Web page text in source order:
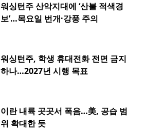
워싱턴주 산악지대에 ‘산불 적색경
보’…목요일 번개·강풍 주의
워싱턴주, 학생 휴대전화 전면 금지
하나…2027년 시행 목표
이란 내륙 곳곳서 폭음…美, 공습 범
위 확대한 듯